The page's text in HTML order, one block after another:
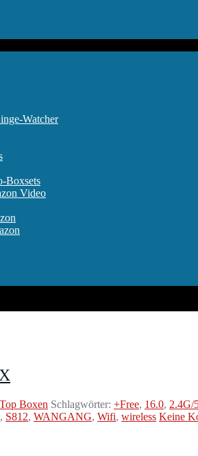
Watcher
Boxsets
Video
Boxen Schlagwörter: +Free, 16.0, 2.4G/
, S812, WANGANG, Wifi, wireless Keine